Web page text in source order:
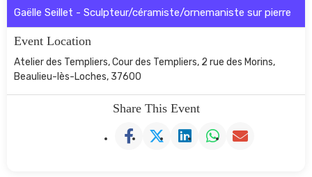
Gaëlle Seillet - Sculpteur/céramiste/ornemaniste sur pierre
Event Location
Atelier des Templiers, Cour des Templiers, 2 rue des Morins,
Beaulieu-lès-Loches, 37600
Share This Event